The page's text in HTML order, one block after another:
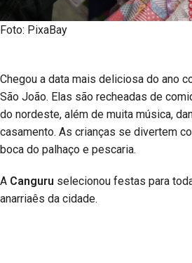
Foto: PixaBay
Chegou a data mais deliciosa do ano
São João. Elas são recheadas de
do nordeste, além de muita música,
casamento. As crianças se divertem
boca do palhaço e pescaria.
A Canguru selecionou festas para
anarriaês da cidade.